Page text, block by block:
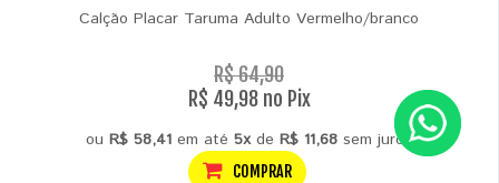
Calção Placar Taruma Adulto Vermelho/branco
R$ 64,90
R$ 49,98 no Pix
ou R$ 58,41 em até 5xde R$ 11,68 sem juros
COMPRAR